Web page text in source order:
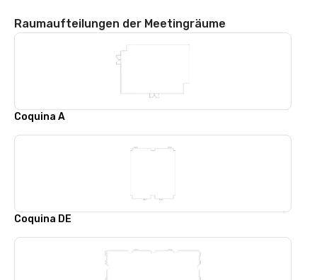
Raumaufteilungen der Meetingräume
Coquina A
Coquina DE